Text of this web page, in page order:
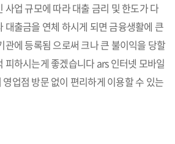
업 규모에 따라 대출 금리 및 한도가 다
대출금을 연체 하시게 되면 금융생활에 큰
관에 등록됨 으로써 크나 큰 불이익을 당할
피하시는게 좋겠습니다 ars 인터넷 모바일
업점 방문 없이 편리하게 이용할 수 있는